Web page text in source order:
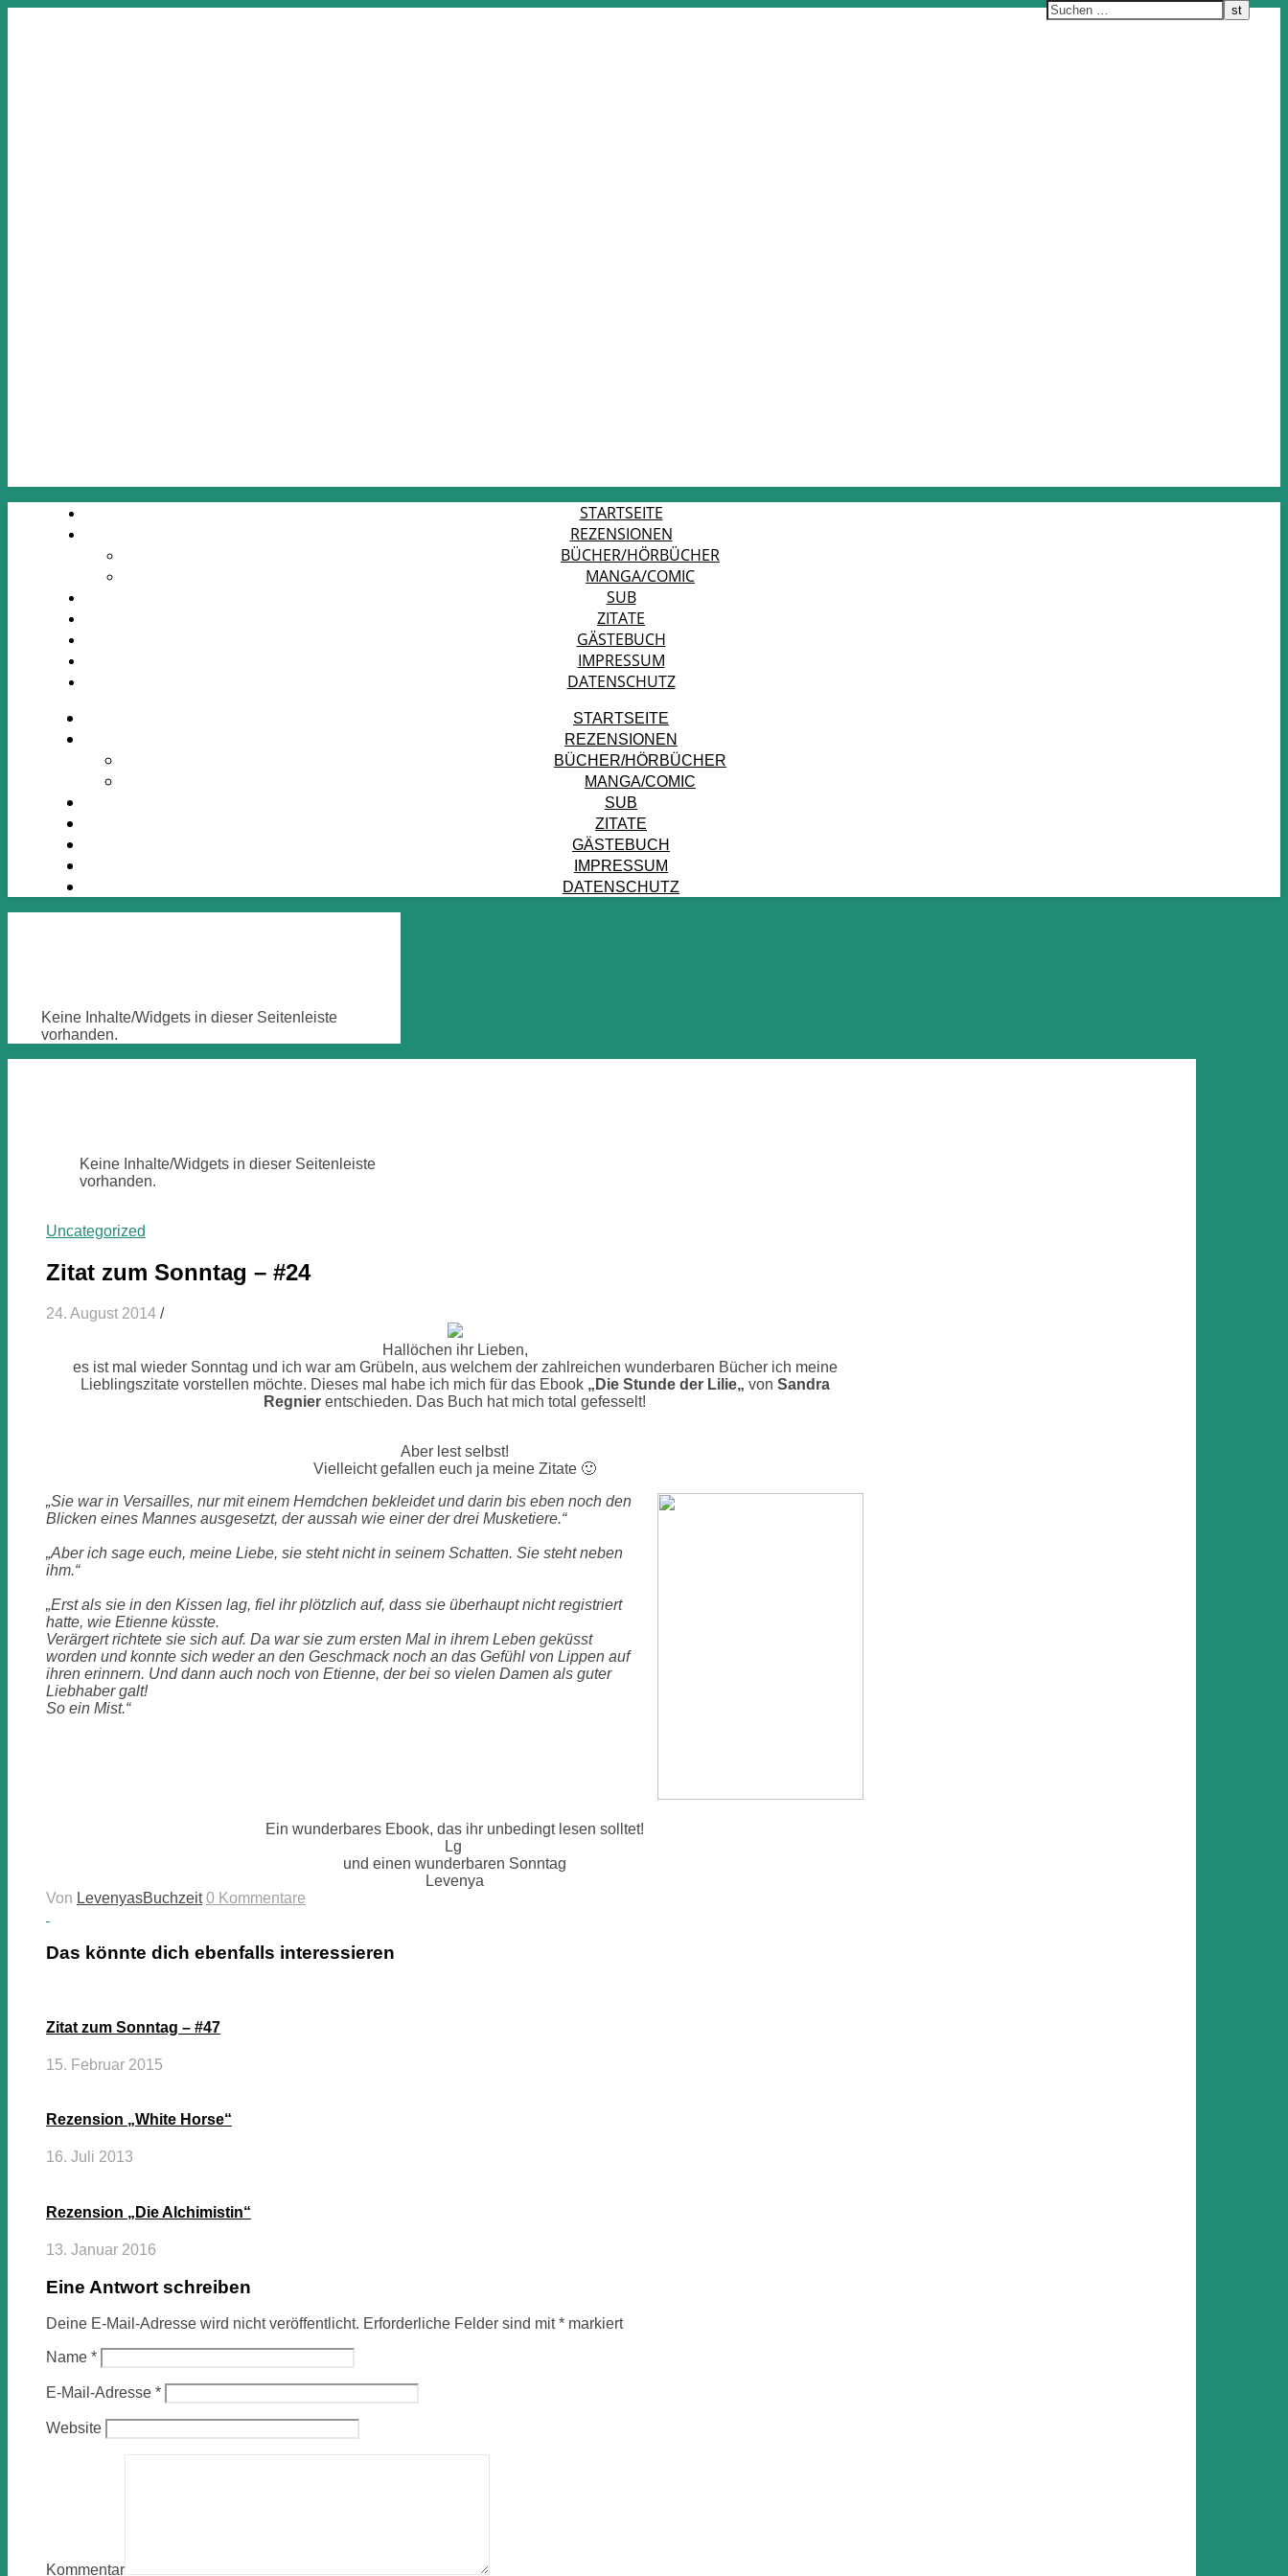
STARTSEITE
REZENSIONEN
BÜCHER/HÖRBÜCHER
MANGA/COMIC
SUB
ZITATE
GÄSTEBUCH
IMPRESSUM
DATENSCHUTZ
STARTSEITE
REZENSIONEN
BÜCHER/HÖRBÜCHER
MANGA/COMIC
SUB
ZITATE
GÄSTEBUCH
IMPRESSUM
DATENSCHUTZ
Keine Inhalte/Widgets in dieser Seitenleiste
vorhanden.
Keine Inhalte/Widgets in dieser Seitenleiste
vorhanden.
Uncategorized
Zitat zum Sonntag – #24
24. August 2014 /
Hallöchen ihr Lieben,
es ist mal wieder Sonntag und ich war am Grübeln, aus welchem der zahlreichen wunderbaren Bücher ich meine
Lieblingszitate vorstellen möchte. Dieses mal habe ich mich für das Ebook „Die Stunde der Lilie„ von Sandra
Regnier entschieden. Das Buch hat mich total gefesselt!
Aber lest selbst!
Vielleicht gefallen euch ja meine Zitate 🙂
„Sie war in Versailles, nur mit einem Hemdchen bekleidet und darin bis eben noch den
Blicken eines Mannes ausgesetzt, der aussah wie einer der drei Musketiere.“
„Aber ich sage euch, meine Liebe, sie steht nicht in seinem Schatten. Sie steht neben
ihm.“
„Erst als sie in den Kissen lag, fiel ihr plötzlich auf, dass sie überhaupt nicht registriert
hatte, wie Etienne küsste.
Verärgert richtete sie sich auf. Da war sie zum ersten Mal in ihrem Leben geküsst
worden und konnte sich weder an den Geschmack noch an das Gefühl von Lippen auf
ihren erinnern. Und dann auch noch von Etienne, der bei so vielen Damen als guter
Liebhaber galt!
So ein Mist.“
Ein wunderbares Ebook, das ihr unbedingt lesen solltet!
Lg
und einen wunderbaren Sonntag
Levenya
Von LevenyasBuchzeit 0 Kommentare
Das könnte dich ebenfalls interessieren
Zitat zum Sonntag – #47
15. Februar 2015
Rezension „White Horse“
16. Juli 2013
Rezension „Die Alchimistin“
13. Januar 2016
Eine Antwort schreiben
Deine E-Mail-Adresse wird nicht veröffentlicht. Erforderliche Felder sind mit* markiert
Name *
E-Mail-Adresse *
Website
Kommentar